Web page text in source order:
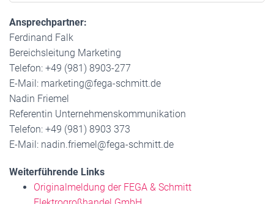
Ansprechpartner:
Ferdinand Falk
Bereichsleitung Marketing
Telefon: +49 (981) 8903-277
E-Mail: marketing@fega-schmitt.de
Nadin Friemel
Referentin Unternehmenskommunikation
Telefon: +49 (981) 8903 373
E-Mail: nadin.friemel@fega-schmitt.de
Weiterführende Links
Originalmeldung der FEGA & Schmitt